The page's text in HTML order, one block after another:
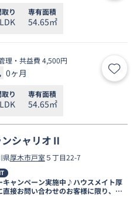
取り 専有面積
54.65㎡
理・共益費 4,500円
0ヶ月 お気
取り 専有面積
54.65㎡
シャリオⅡ
県厚木市戸室５丁目22-7
キャンペーン実施中♪ハウスメイト厚
直接お問い合わせのお客様に限り、９
で家賃無料♪